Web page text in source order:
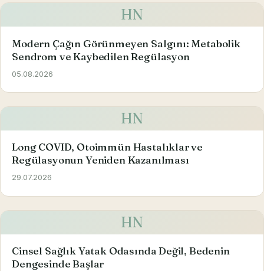
HN
Modern Çağın Görünmeyen Salgını: Metabolik
Sendrom ve Kaybedilen Regülasyon
05.08.2026
HN
Long COVID, Otoimmün Hastalıklar ve
Regülasyonun Yeniden Kazanılması
29.07.2026
HN
Cinsel Sağlık Yatak Odasında Değil, Bedenin
Dengesinde Başlar